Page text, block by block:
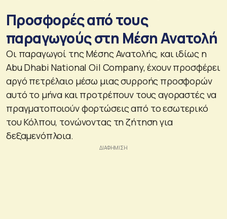
Προσφορές από τους
παραγωγούς στη Μέση Ανατολή
Οι παραγωγοί της Μέσης Ανατολής, και ιδίως η
Abu Dhabi National Oil Company, έχουν προσφέρει
αργό πετρέλαιο μέσω μιας συρροής προσφορών
αυτό το μήνα και προτρέπουν τους αγοραστές να
πραγματοποιούν φορτώσεις από το εσωτερικό
του Κόλπου, τονώνοντας τη ζήτηση για
δεξαμενόπλοια.